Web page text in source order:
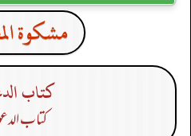
مشكوة
كتاب
كتاب